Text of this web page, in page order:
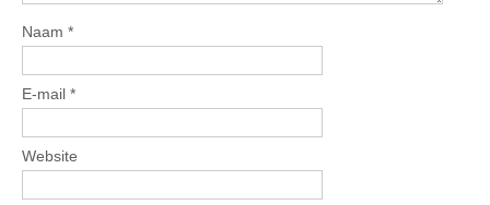
Naam *
E-mail *
Website